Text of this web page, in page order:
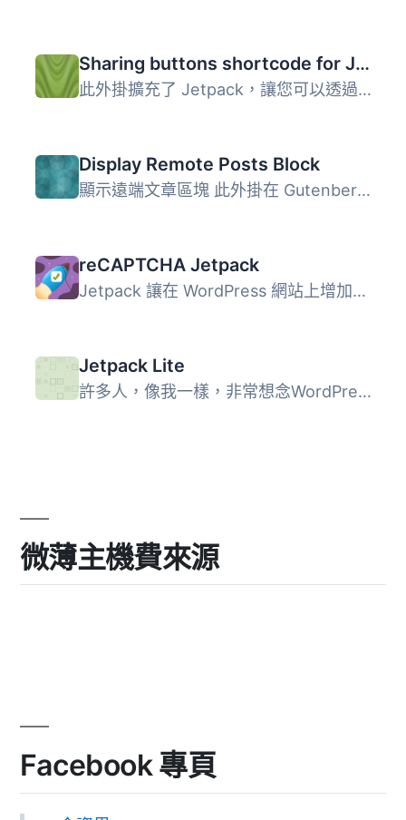
Sharing buttons shortcode for Jetpack
此外掛擴充了 Jetpack，讓您可以透過 [jpshare] 短碼在文章內...
Display Remote Posts Block
顯示遠端文章區塊 此外掛在 Gutenberg 編輯器中新增一個區塊...
reCAPTCHA Jetpack
Jetpack 讓在 WordPress 網站上增加聯絡表單變得容易，但您可...
Jetpack Lite
許多人，像我一樣，非常想念WordPress.com Stats獨立外掛，只...
微薄主機費來源
Facebook 專頁